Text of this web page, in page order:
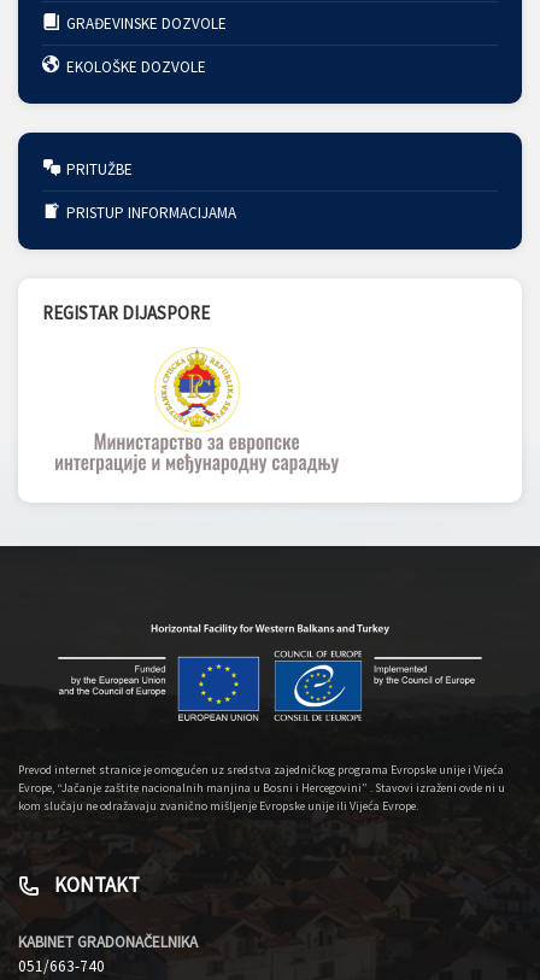
GRAĐEVINSKE DOZVOLE
EKOLOŠKE DOZVOLE
PRITUŽBE
PRISTUP INFORMACIJAMA
REGISTAR DIJASPORE
Prevod internet stranice je omogućen uz sredstva zajedničkog programa Evropske unije i Vijeća
Evrope, “Jačanje zaštite nacionalnih manjina u Bosni i Hercegovini” . Stavovi izraženi ovde ni u
kom slučaju ne odražavaju zvanično mišljenje Evropske unije ili Vijeća Evrope.
KONTAKT
KABINET GRADONAČELNIKA
051/663-740